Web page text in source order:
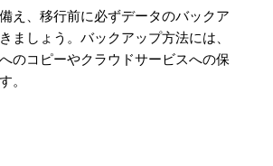
え、移行前に必ずデータのバックア
ましょう。バックアップ方法には、
のコピーやクラウドサービスへの保
。